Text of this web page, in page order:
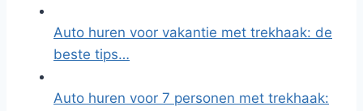
Auto huren voor vakantie met trekhaak: de
beste tips…
Auto huren voor 7 personen met trekhaak: